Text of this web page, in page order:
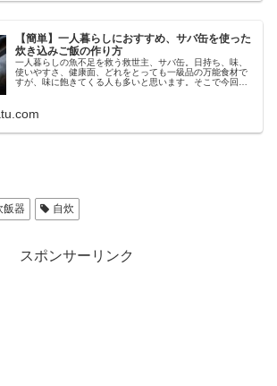
【簡単】一人暮らしにおすすめ、サバ缶を使った
炊き込みご飯の作り方
一人暮らしの魚不足を救う救世主、サバ缶。日持ち、味、
使いやすさ、健康面、どれをとっても一級品の万能食材で
すが、味に飽きてくる人も多いと思います。そこで今回
飯器 自炊
スポンサーリンク